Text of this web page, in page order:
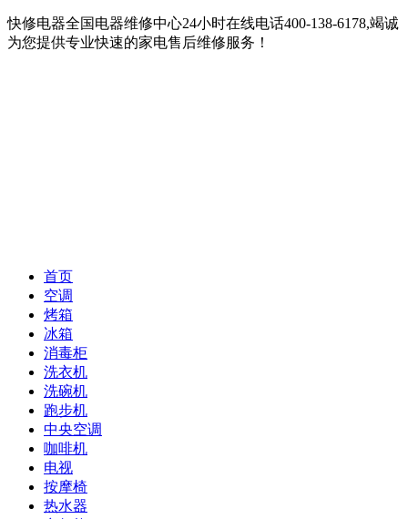
快修电器全国电器维修中心24小时在线电话400-138-6178,竭诚
为您提供专业快速的家电售后维修服务！
首页
空调
烤箱
冰箱
消毒柜
洗衣机
洗碗机
跑步机
中央空调
咖啡机
电视
按摩椅
热水器